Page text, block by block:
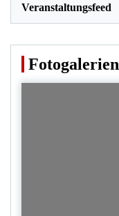
Veranstaltungsfeed
Fotogalerien